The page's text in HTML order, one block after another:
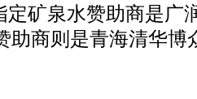
定矿泉水赞助商是广
助商则是青海清华博